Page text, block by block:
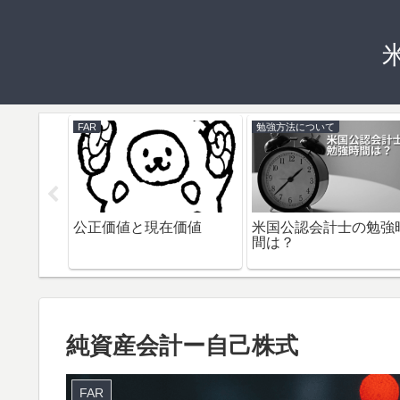
FAR
公正価値と現在価値
勉強方法について
米国公認会計士の勉強
間は？
純資産会計ー自己株式
FAR